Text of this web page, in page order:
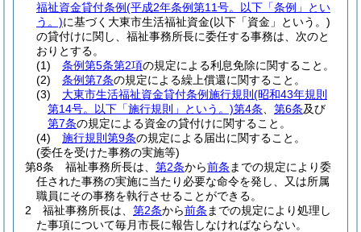
福祉資金貸付条例(平成2年条例第11号。以下「条例」とい
う。)に基づく大東市生活福祉資金(以下「資金」という。)
の貸付けに関し、福祉事務所長に委任する事務は、次のと
おりとする。
(1)
条例第5条第2項の規定による利息免除に関すること。
(2)
条例第7条の規定による繰上償還に関すること。
(3)
大東市生活福祉資金貸付条例施行規則 (昭和43年規則
第14号。以下「施行規則」という。)第4条 第6条及び
第7条の規定による資金の貸付けに関すること。
(4)
施行規則第9条の規定による届出に関すること。
(委任を受けた事務の実施等)
第8条
福祉事務所長は、 第2条から前条 までの規定により委
任された事務の実施に当たり必要な命令を発し、又は所属
職員にその事務を執行させることができる。
2
福祉事務所長は、 第2条から前条 までの規定により処理し
た事項について毎月市長に報告しなければならない。